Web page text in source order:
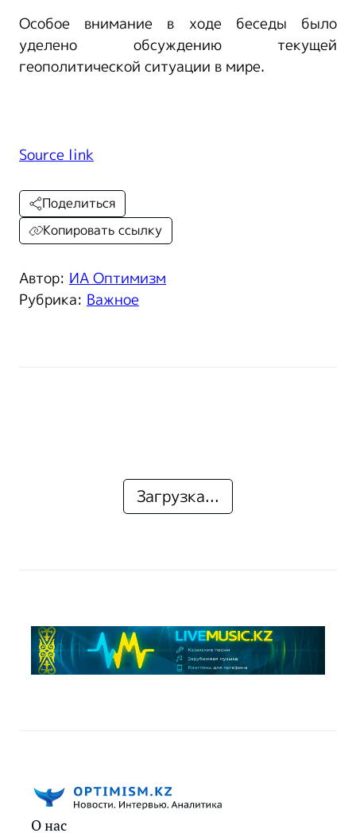
Особое внимание в ходе беседы было
уделено обсуждению текущей
геополитической ситуации в мире.
Source link
Автор: ИА Оптимизм
Рубрика: Важное
Поделиться
Копировать ссылку
Загрузка...
О нас